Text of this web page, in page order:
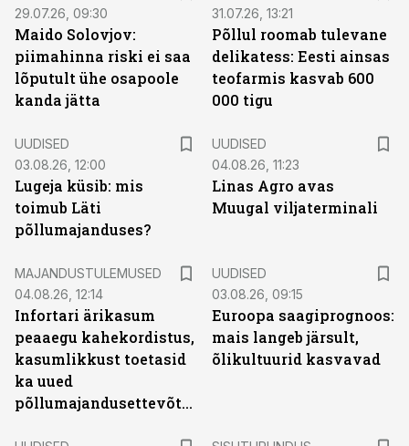
29.07.26, 09:30
Maido Solovjov:
piimahinna riski ei saa
lõputult ühe osapoole
kanda jätta
31.07.26, 13:21
Põllul roomab tulevane
delikatess: Eesti ainsas
teofarmis kasvab 600
000 tigu
UUDISED
03.08.26, 12:00
Lugeja küsib: mis
toimub Läti
põllumajanduses?
UUDISED
04.08.26, 11:23
Linas Agro avas
Muugal viljaterminali
MAJANDUSTULEMUSED
04.08.26, 12:14
Infortari ärikasum
peaaegu kahekordistus,
kasumlikkust toetasid
ka uued
põllumajandusettevõtted
UUDISED
03.08.26, 09:15
Euroopa saagiprognoos:
mais langeb järsult,
õlikultuurid kasvavad